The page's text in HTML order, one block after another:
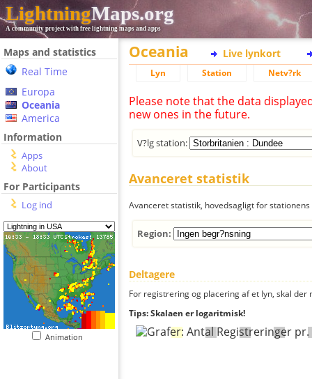
LightningMaps.org
A community project with free lightning maps and apps
Maps and statistics
Real Time
Europa
Oceania
America
Information
Apps
About
For Participants
Log ind
Animation
Oceania Live lynkort
Lyn Station Netv?rk
Please note that the data
new ones in the future.
V?lg station:
Avanceret statistik
Avanceret statistik, hovedsagligt for
Region:
Deltagere
For registrering og placering af et lyn, skal
Tips: Skalaen er logaritmisk!